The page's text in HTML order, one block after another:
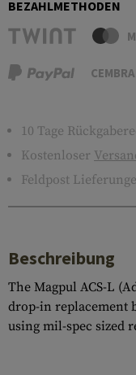
BEZAHLMETHODEN
10 Tage
Kostenloser
Feldpost
Beschreibung
The Magpul ACS-L
drop-in replacement
using mil-spec sized